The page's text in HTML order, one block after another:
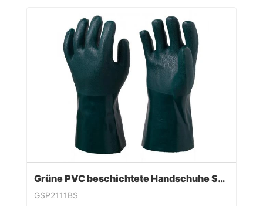
Grüne PVC beschichtete Handschuhe Sandy Finish
GSP2111BS